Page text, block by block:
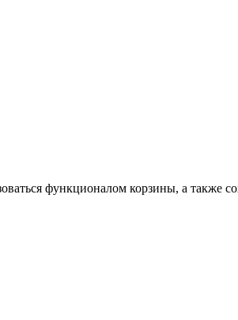
функционалом корзины, а также